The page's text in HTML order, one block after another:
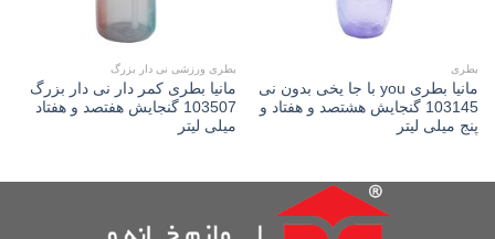
بطری
مانیا بطری you با جا یخی بدون نی
103145 گنجایش هشتصد و هفتاد و
پنج میلی لیتر
بطری ورزشی نی دار بزرگ
مانیا بطری کمر دار نی دار بزرگ
103507 گنجایش هفتصد و هفتاد
میلی لیتر